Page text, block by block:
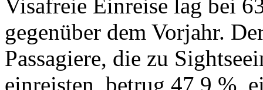
Visafreie Einreise lag bei
gegenüber dem Vorjahr.
Passagiere, die zu
einreisten, betrug 47,9 %,